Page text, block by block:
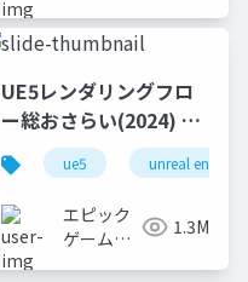
ue-lumen
UE5レンダリングフロ
ー総おさらい(2024) 基
礎編！
[CEDEC+KYUSHU
2024]
ue5 unreal engine
エピック
ゲームズ
1.3M